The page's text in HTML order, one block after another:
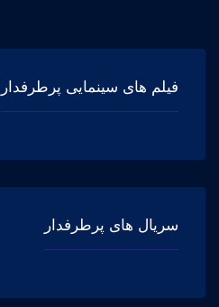
فیلم های سینمایی پرطرفدار
سریال های پرطرفدار